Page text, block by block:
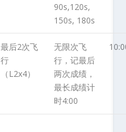
90s,120s,
150s, 180s
最后2次飞
行
（L2x4）
无限次飞
行，记最后
两次成绩，
最长成绩计
时4:00